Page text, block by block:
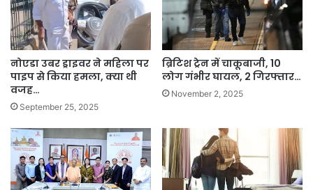
नोएडा उबर ड्राइवर ने महिला पर
पाइप से किया हमला, क्या थी
वजह…
September 25, 2025
ब्रिटिश ट्रेन में चाकूबाजी, 10
लोग गंभीर घायल, 2 गिरफ्तार…
November 2, 2025